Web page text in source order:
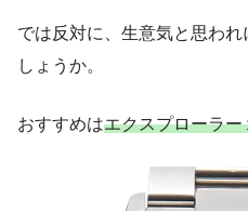
では反対に、生意気と思わ
しょうか。
おすすめはエクスプローラー